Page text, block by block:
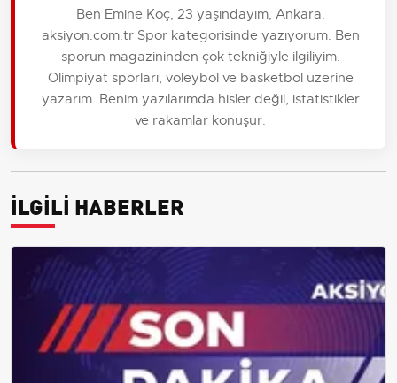
Ben Emine Koç, 23 yaşındayım, Ankara.
aksiyon.com.tr Spor kategorisinde yazıyorum. Ben
sporun magazininden çok tekniğiyle ilgiliyim.
Olimpiyat sporları, voleybol ve basketbol üzerine
yazarım. Benim yazılarımda hisler değil, istatistikler
ve rakamlar konuşur.
İLGİLİ HABERLER